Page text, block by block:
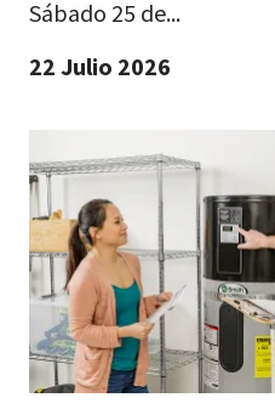
Sábado 25 de...
22 Julio 2026